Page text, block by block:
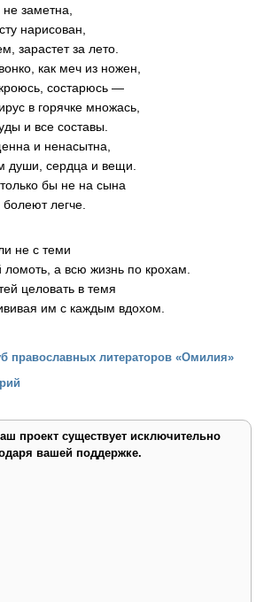
заметна,
нарисован,
зарастет за лето.
как меч из ножен,
состарюсь —
в горячке множась,
и все составы.
и ненасытна,
души, сердца и вещи.
бы не на сына
легче.
не с теми
а всю жизнь по крохам.
целовать в темя
им с каждым вдохом.
православных литераторов «Омилия»
проект существует исключительно
вашей поддержке.